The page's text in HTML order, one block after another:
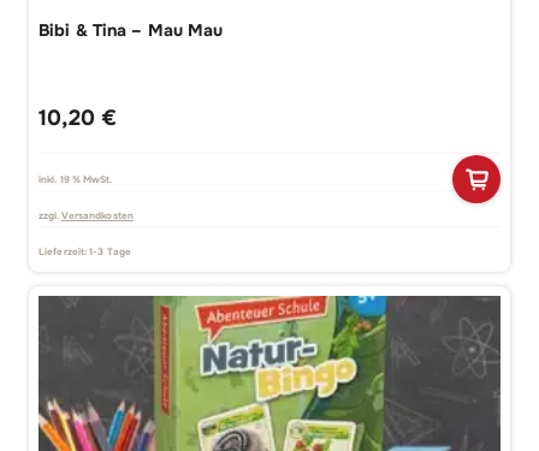
Bibi & Tina – Mau Mau
10,20 €
inkl. 19 % MwSt.
zzgl. Versandkosten
Lieferzeit:1-3 Tage